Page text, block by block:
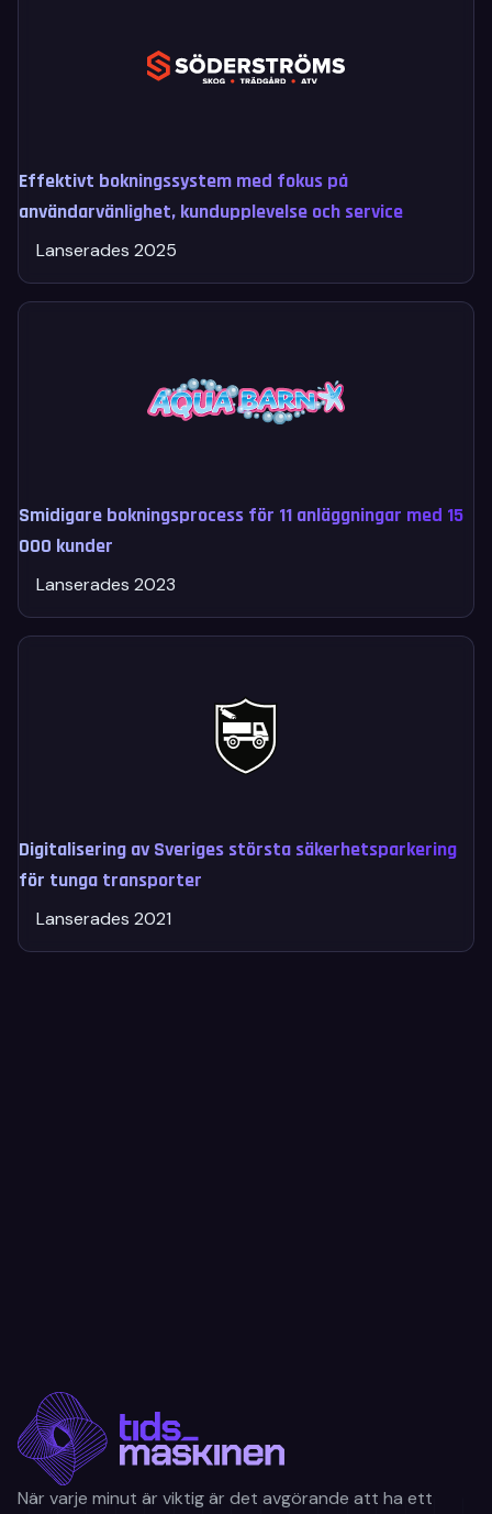
Effektivt bokningssystem med fokus på
användarvänlighet, kundupplevelse och service
Lanserades 2025
Smidigare bokningsprocess för 11 anläggningar med 15
000 kunder
Lanserades 2023
Digitalisering av Sveriges största säkerhetsparkering
för tunga transporter
Lanserades 2021
När varje minut är viktig är det avgörande att ha ett